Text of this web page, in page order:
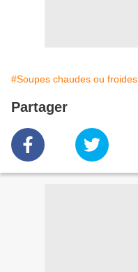
#Soupes chaudes ou froides
Partager